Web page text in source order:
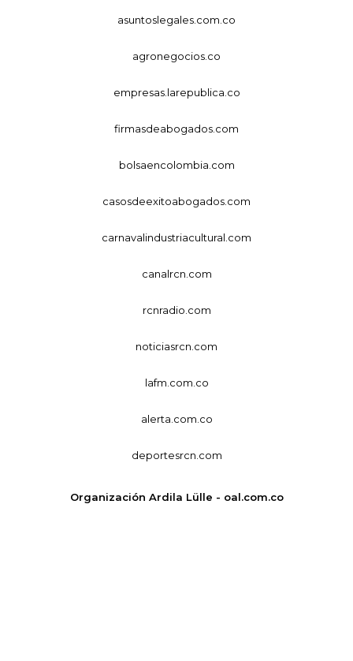
asuntoslegales.com.co
agronegocios.co
empresas.larepublica.co
firmasdeabogados.com
bolsaencolombia.com
casosdeexitoabogados.com
carnavalindustriacultural.com
canalrcn.com
rcnradio.com
noticiasrcn.com
lafm.com.co
alerta.com.co
deportesrcn.com
Organización Ardila Lülle - oal.com.co